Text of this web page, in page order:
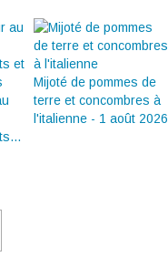
Mijoté de pommes de
terre et concombres à
l'italienne - 1 août 2026